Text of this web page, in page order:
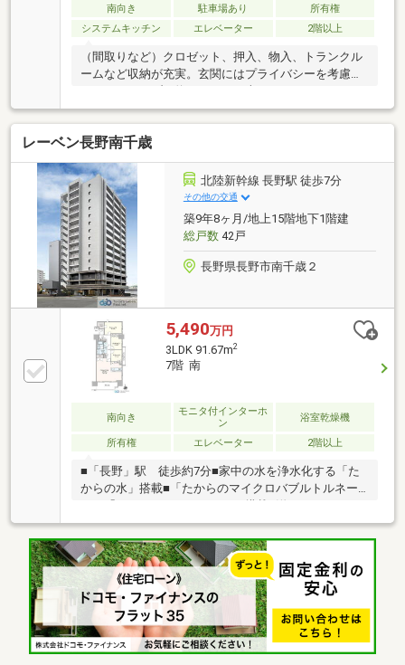
南向き 駐車場あり
所有権
システムキッチン
エレベーター 2階以上
（間取りなど）クロゼット、押入、物入、トランクル
ームなど収納が充実。玄関にはプライバシーを考慮し
ィ面では、オートロック、宅配ボックスなどの設備あ
り。（ご注意）眺望や陽当たりは、周辺建物の変化や
天候により変わります。
レーベン長野南千歳
北陸新幹線 長野駅 徒歩7分
その他の交通
築9年8ヶ月/地上15階地下1階建
総戸数42戸
長野県長野市南千歳２
5,490万円
3LDK 91.67m2
7階 南
南向き
モニタ付インターホ
ン
浴室乾燥機
所有権 エレベーター 2階以上
■「長野」駅 徒歩約7分■家中の水を浄水化する「た
からの水」搭載■「たからのマイクロバブルトルネー
ースなどが収納できるウォークインクローゼット■来
訪者を映像で確認できるTVモニター付きインターホン
■徒歩圏内にお買い物施設・飲食店が揃う暮らしやす
い住環境